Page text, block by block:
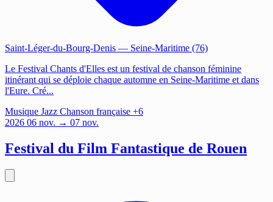
Saint-Léger-du-Bourg-Denis — Seine-Maritime (76)
Le Festival Chants d'Elles est un festival de chanson féminine
itinérant qui se déploie chaque automne en Seine-Maritime et dans
l'Eure. Cré...
Musique Jazz Chanson française +6
2026 06 nov. → 07 nov.
Festival du Film Fantastique de Rouen